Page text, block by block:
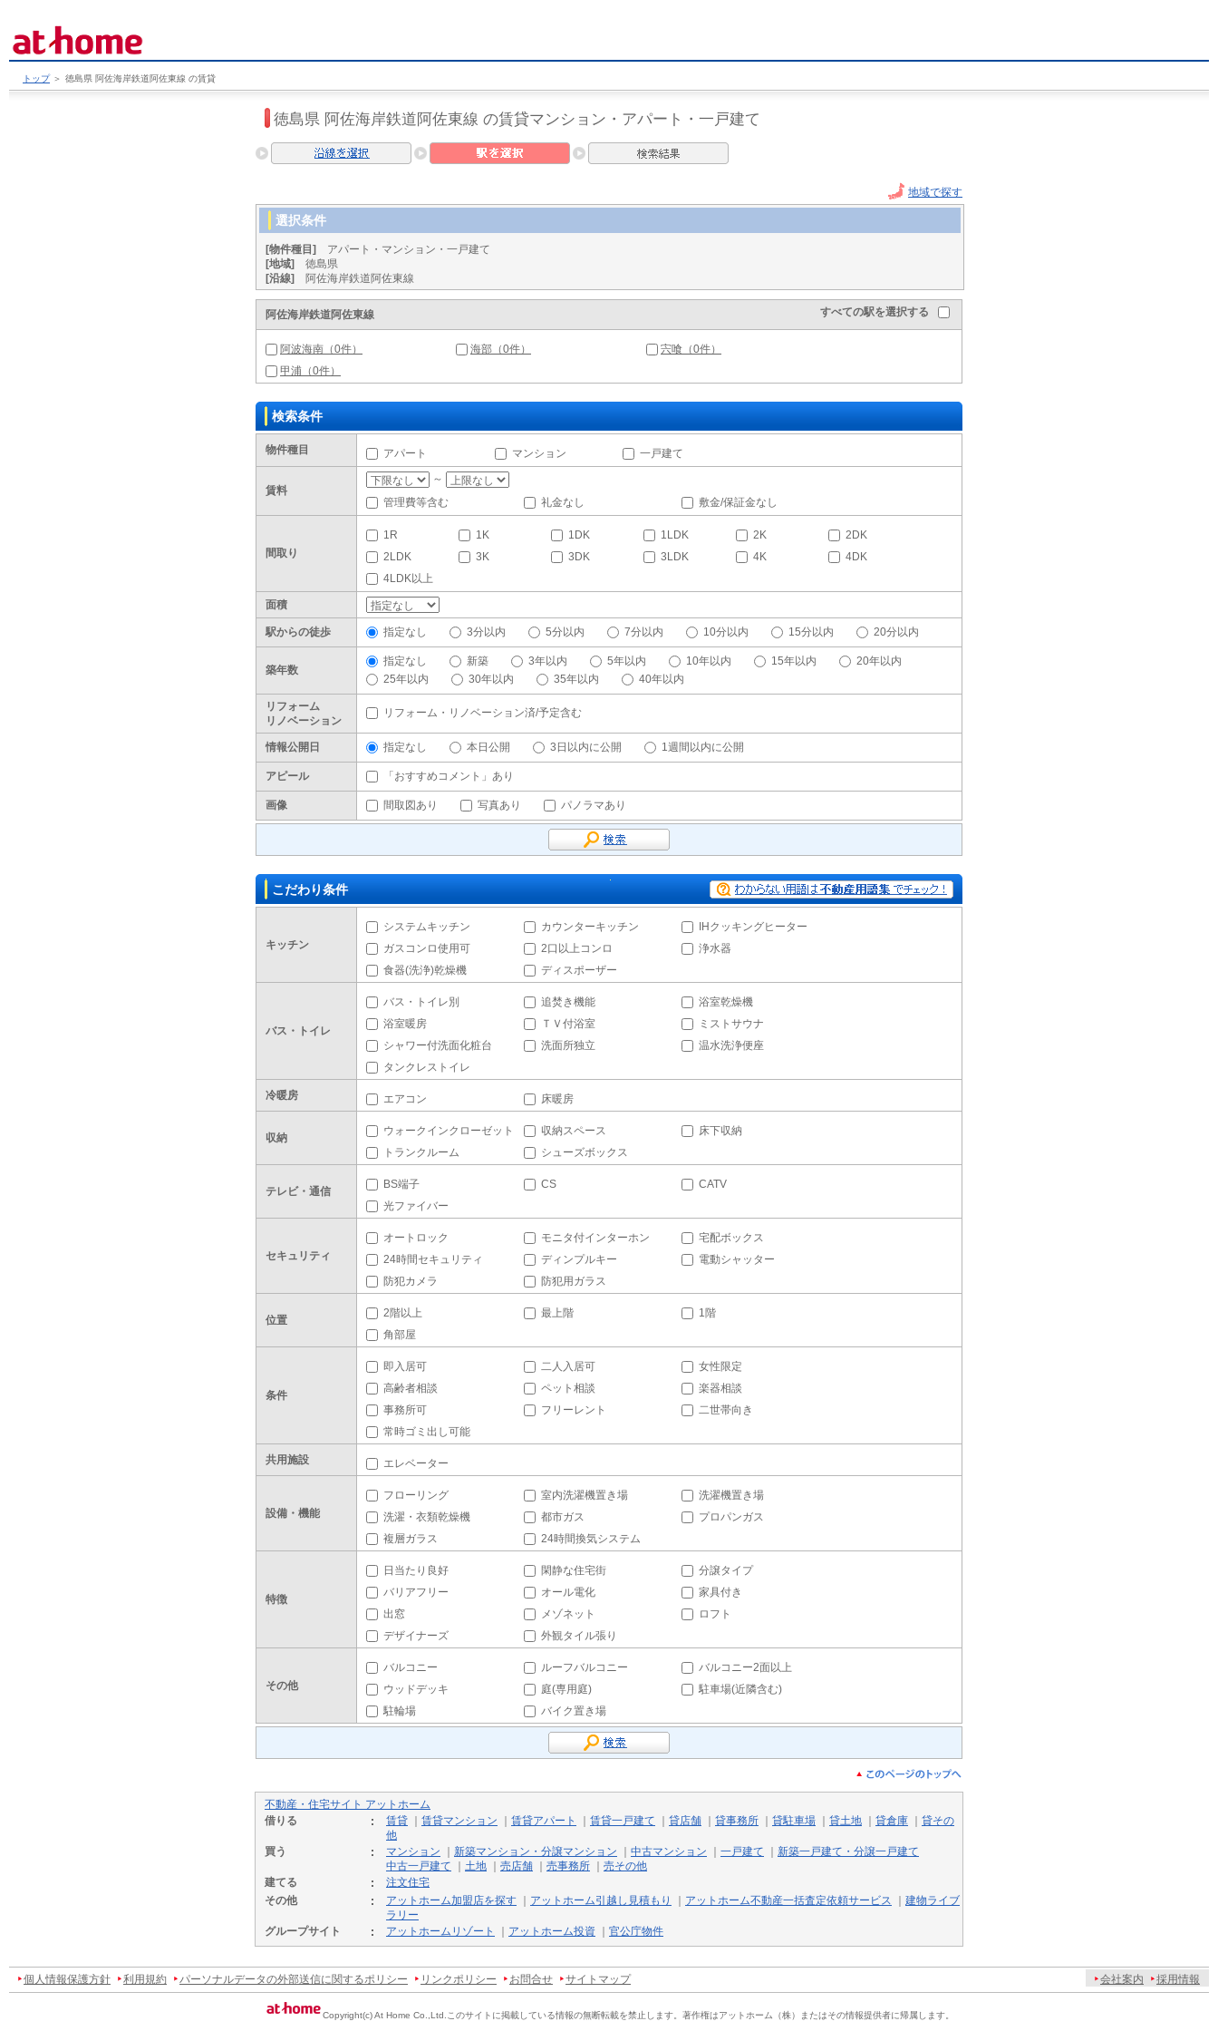
トップ ＞ 徳島県 阿佐海岸鉄道阿佐東線 の賃貸
徳島県 阿佐海岸鉄道阿佐東線 の賃貸マンション・アパート・一戸建て
地域で探す
選択条件
[物件種目]
アパート・マンション・一戸建て
[地域]
徳島県
[沿線]
阿佐海岸鉄道阿佐東線
阿佐海岸鉄道阿佐東線 すべての駅を選択する
阿波海南（0件） 海部（0件）
宍喰（0件）
甲浦（0件）
検索条件
物件種目 アパート マンション 一戸建て
賃料
～
管理費等含む
礼金なし 敷金/保証金なし
間取り
1R 1K 1DK 1LDK 2K
2DK
2LDK
3K 3DK 3LDK 4K
4DK
4LDK以上
面積
駅からの徒歩 指定なし 3分以内 5分以内 7分以内 10分以内 15分以内 20分以内
築年数
指定なし 新築 3年以内 5年以内 10年以内 15年以内
20年以内
25年以内
30年以内 35年以内 40年以内
リフォーム
リノベーション
リフォーム・リノベーション済/予定含む
情報公開日 指定なし 本日公開 3日以内に公開 1週間以内に公開
アピール 「おすすめコメント」あり
画像 間取図あり 写真あり パノラマあり
こだわり条件
キッチン
システムキッチン カウンターキッチン
IHクッキングヒーター
ガスコンロ使用可
2口以上コンロ
浄水器
食器(洗浄)乾燥機
ディスポーザー
バス・トイレ
バス・トイレ別 追焚き機能
浴室乾燥機
浴室暖房
ＴＶ付浴室
ミストサウナ
シャワー付洗面化粧台
洗面所独立
温水洗浄便座
タンクレストイレ
冷暖房 エアコン 床暖房
収納
ウォークインクローゼット 収納スペース
床下収納
トランクルーム
シューズボックス
テレビ・通信
BS端子 CS
CATV
光ファイバー
セキュリティ
オートロック モニタ付インターホン
宅配ボックス
24時間セキュリティ
ディンプルキー
電動シャッター
防犯カメラ
防犯用ガラス
位置
2階以上 最上階
1階
角部屋
条件
即入居可 二人入居可
女性限定
高齢者相談
ペット相談
楽器相談
事務所可
フリーレント
二世帯向き
常時ゴミ出し可能
共用施設 エレベーター
設備・機能
フローリング 室内洗濯機置き場
洗濯機置き場
洗濯・衣類乾燥機
都市ガス
プロパンガス
複層ガラス
24時間換気システム
特徴
日当たり良好 閑静な住宅街
分譲タイプ
バリアフリー
オール電化
家具付き
出窓
メゾネット
ロフト
デザイナーズ
外観タイル張り
その他
バルコニー ルーフバルコニー
バルコニー2面以上
ウッドデッキ
庭(専用庭)
駐車場(近隣含む)
駐輪場
バイク置き場
不動産・住宅サイト アットホーム
借りる
賃貸 賃貸マンション 賃貸アパート 賃貸一戸建て 貸店舗 貸事務所 貸駐車場 貸土地 貸倉庫
貸その
他
買う
マンション 新築マンション・分譲マンション 中古マンション 一戸建て
新築一戸建て・分譲一戸建て
中古一戸建て
土地 売店舗 売事務所
売その他
建てる
注文住宅
その他
アットホーム加盟店を探す アットホーム引越し見積もり アットホーム不動産一括査定依頼サービス
建物ライブ
ラリー
グループサイト
アットホームリゾート アットホーム投資 官公庁物件
個人情報保護方針 利用規約 パーソナルデータの外部送信に関するポリシー リンクポリシー お問合せ サイトマップ 会社案内 採用情報
Copyright(c) At Home Co.,Ltd. このサイトに掲載している情報の無断転載を禁止します。 著作権はアットホーム（株）またはその情報提供者に帰属します。